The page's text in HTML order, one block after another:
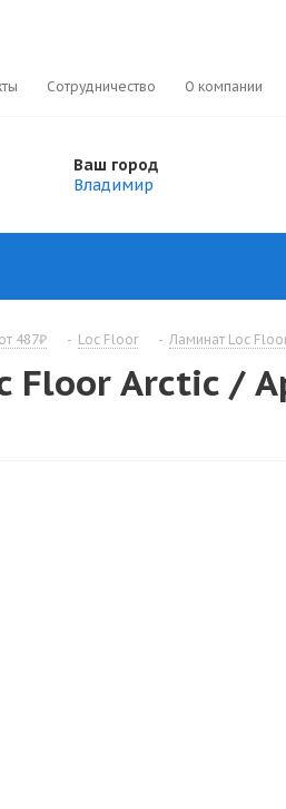
Сотрудничество О компании
Ваш город
Владимир
487₽ - Loc Floor - Ламинат Loc
Floor Arctic /